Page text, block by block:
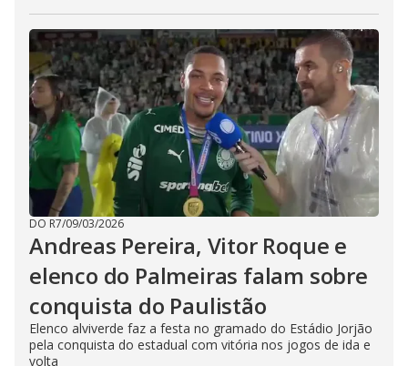
DO R7/09/03/2026
Andreas Pereira, Vitor Roque e
elenco do Palmeiras falam sobre
conquista do Paulistão
Elenco alviverde faz a festa no gramado do Estádio Jorjão
pela conquista do estadual com vitória nos jogos de ida e
volta